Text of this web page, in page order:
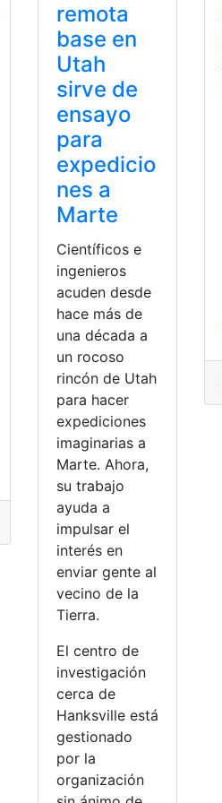
remota
base en
Utah
sirve de
ensayo
para
expedicio
nes a
Marte
Científicos e
ingenieros
acuden desde
hace más de
una década a
un rocoso
rincón de Utah
para hacer
expediciones
imaginarias a
Marte. Ahora,
su trabajo
ayuda a
impulsar el
interés en
enviar gente al
vecino de la
Tierra.
El centro de
investigación
cerca de
Hanksville está
gestionado
por la
organización